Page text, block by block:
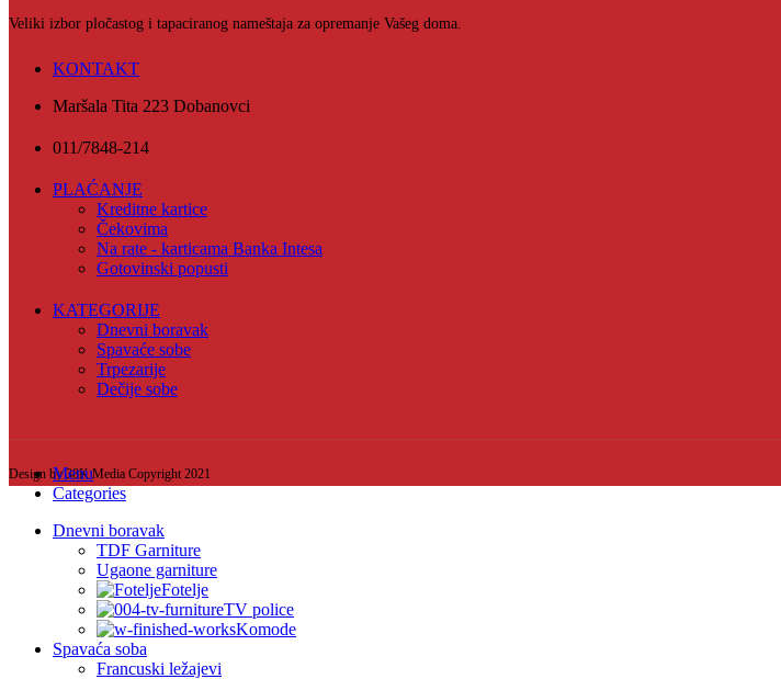
Veliki izbor pločastog i tapaciranog nameštaja za opremanje Vašeg doma.
KONTAKT
Maršala Tita 223 Dobanovci
011/7848-214
PLAĆANJE
Kreditne kartice
Čekovima
Na rate - karticama Banka Intesa
Gotovinski popusti
KATEGORIJE
Dnevni boravak
Spavaće sobe
Trpezarije
Dečije sobe
Design by 38K Media Copyright 2021
Menu
Categories
Dnevni boravak
TDF Garniture
Ugaone garniture
Fotelje
TV police
Komode
Spavaća soba
Francuski ležajevi